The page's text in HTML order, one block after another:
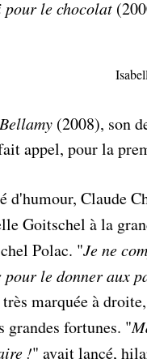
le chocolat
Bellamy (2008), son
appel, pour la
d'humour, Claude
Goitschel à la
Polac. "Je ne
pour le donner aux
marquée à
grandes fortunes. "
!" avait lancé,